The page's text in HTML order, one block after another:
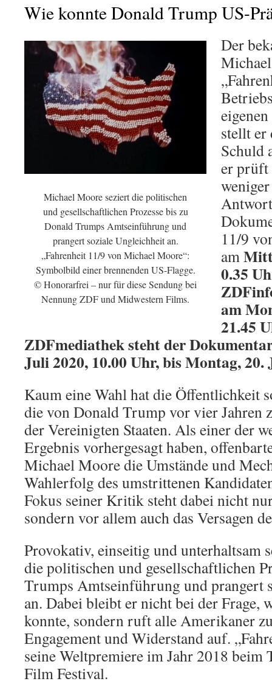
Wie konnte Donald Trump US-
Michael Moore seziert die politischen
und gesellschaftlichen Prozesse bis zu
Donald Trumps Amtseinführung und
prangert soziale Ungleichheit an.
„Fahrenheit 11/9 von Michael Moore“:
Symbolbild einer brennenden US-Flagge.
© Honorarfrei – nur für diese Sendung bei
Nennung ZDF und Midwestern Films.
Der
stellt er
Schuld
er prüft
11/9
am
0.35
am
21.45
ZDFmediathek steht der
Juli 2020, 10.00 Uhr, bis Montag, 20.
Kaum eine Wahl hat die Öffentlichkeit
die von Donald Trump vor vier Jahren
der Vereinigten Staaten. Als einer der
Ergebnis vorhergesagt haben,
Michael Moore die Umstände und
Wahlerfolg des umstrittenen
Fokus seiner Kritik steht dabei nicht
sondern vor allem auch das Versagen
Provokativ, einseitig und unterhaltsam
die politischen und gesellschaftlichen
Trumps Amtseinführung und prangert
an. Dabei bleibt er nicht bei der Frage,
konnte, sondern ruft alle Amerikaner
Engagement und Widerstand auf.
seine Weltpremiere im Jahr 2018
Film Festival.